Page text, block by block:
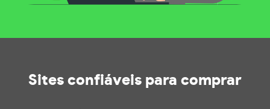
Sites confiáveis para comprar